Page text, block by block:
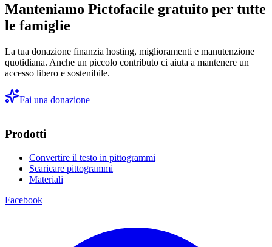
Manteniamo Pictofacile gratuito per tutte
le famiglie
La tua donazione finanzia hosting, miglioramenti e manutenzione
quotidiana. Anche un piccolo contributo ci aiuta a mantenere un
accesso libero e sostenibile.
Fai una donazione
Prodotti
Convertire il testo in pittogrammi
Scaricare pittogrammi
Materiali
Facebook